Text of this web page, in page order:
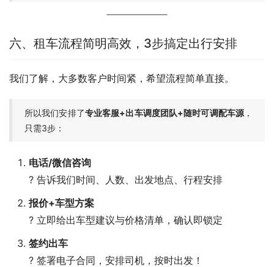
六、租车流程简明高效，3步搞定出行安排
我们了解，大多数客户时间紧，希望流程简单直接。
所以我们安排了专业客服+出车调度团队+随时可调配车源 ，
只需3步：
电话/微信咨询
? 告诉我们时间、人数、出发地点、行程安排
报价+车型方案
? 立即给出车型建议与价格清单，确认即锁定
签约出车
? 签署电子合同，安排司机，按时出发！